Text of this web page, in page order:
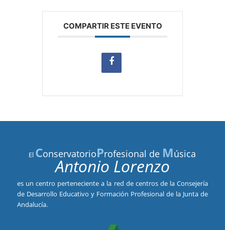
COMPARTIR ESTE EVENTO
El ConservatorioProfesional de Música
Antonio Lorenzo
es un centro perteneciente a la red de centros de la Consejería
de Desarrollo Educativo y Formación Profesional de la Junta de
Andalucía.